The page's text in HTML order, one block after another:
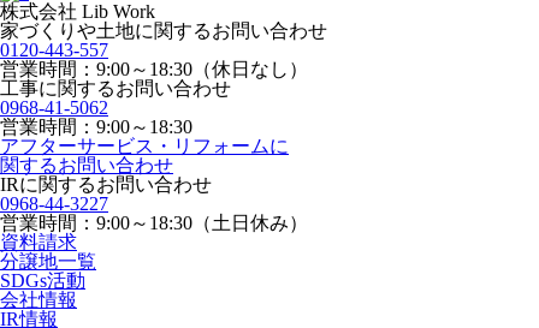
株式会社 Lib Work
家づくりや土地に関するお問い合わせ
0120-443-557
営業時間：9:00～18:30（休日なし）
工事に関するお問い合わせ
0968-41-5062
営業時間：9:00～18:30
アフターサービス・リフォームに
関するお問い合わせ
IRに関するお問い合わせ
0968-44-3227
営業時間：9:00～18:30（土日休み）
資料請求
分譲地一覧
SDGs活動
会社情報
IR情報